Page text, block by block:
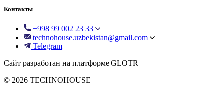
Контакты
+998 99 002 23 33
technohouse.uzbekistan@gmail.com
Telegram
Сайт разработан на платформе GLOTR
© 2026 TECHNOHOUSE